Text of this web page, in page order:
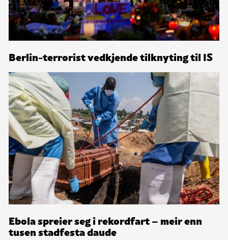
Berlin-terrorist vedkjende tilknyting til IS
Ebola spreier seg i rekordfart – meir enn
tusen stadfesta daude